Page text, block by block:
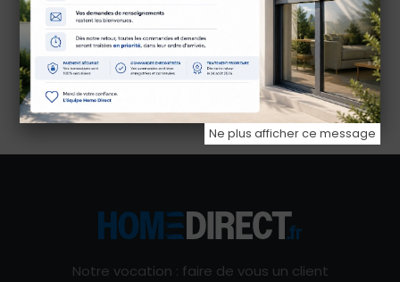
Service client
Une équipe à votre écoute
du lundi au vendredi
Notre vocation : faire de vous un client
Ne plus afficher ce message